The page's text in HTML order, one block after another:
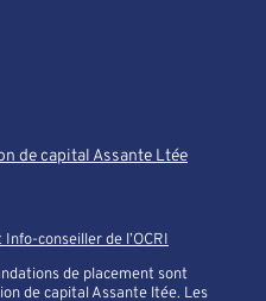
de capital Assante Ltée
conseiller de l’OCRI
de placement sont
de capital Assante ltée. Les